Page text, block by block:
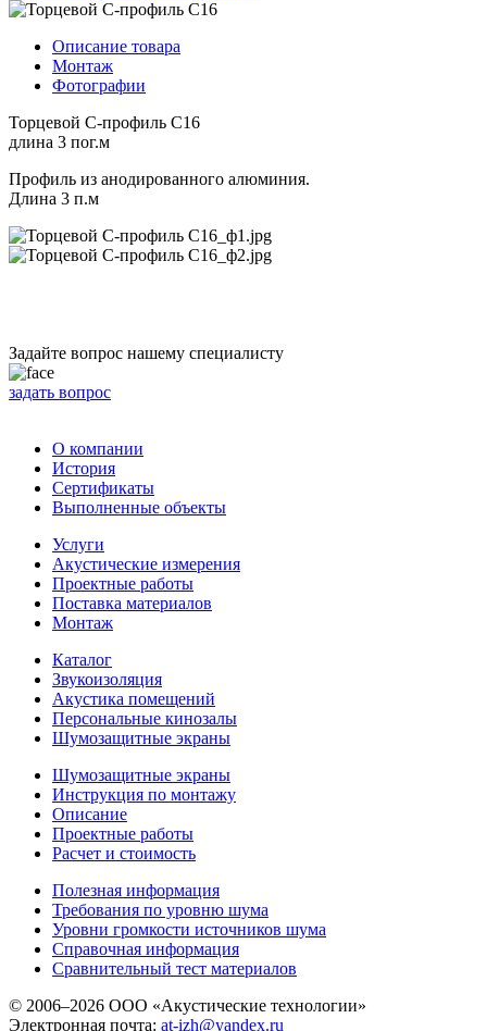
Описание товара
Монтаж
Фотографии
Торцевой С-профиль С16
длина 3 пог.м
Профиль из анодированного алюминия.
Длина 3 п.м
Задайте вопрос нашему специалисту
задать вопрос
О компании
История
Сертификаты
Выполненные объекты
Услуги
Акустические измерения
Проектные работы
Поставка материалов
Монтаж
Каталог
Звукоизоляция
Акустика помещений
Персональные кинозалы
Шумозащитные экраны
Шумозащитные экраны
Инструкция по монтажу
Описание
Проектные работы
Расчет и стоимость
Полезная информация
Требования по уровню шума
Уровни громкости источников шума
Справочная информация
Сравнительный тест материалов
© 2006–2026 ООО «Акустические технологии»
Электронная почта: at-izh@yandex.ru